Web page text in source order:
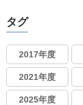
タグ
2017年度
2021年度
2025年度